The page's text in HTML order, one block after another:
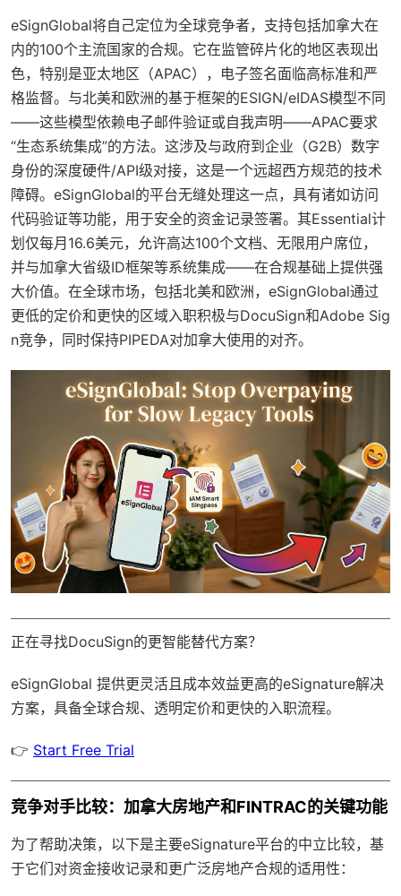
eSignGlobal将自己定位为全球竞争者，支持包括加拿大在
内的100个主流国家的合规。它在监管碎片化的地区表现出
色，特别是亚太地区（APAC），电子签名面临高标准和严
格监督。与北美和欧洲的基于框架的ESIGN/eIDAS模型不同
——这些模型依赖电子邮件验证或自我声明——APAC要求
“生态系统集成”的方法。这涉及与政府到企业（G2B）数字
身份的深度硬件/API级对接，这是一个远超西方规范的技术
障碍。eSignGlobal的平台无缝处理这一点，具有诸如访问
代码验证等功能，用于安全的资金记录签署。其Essential计
划仅每月16.6美元，允许高达100个文档、无限用户席位，
并与加拿大省级ID框架等系统集成——在合规基础上提供强
大价值。在全球市场，包括北美和欧洲，eSignGlobal通过
更低的定价和更快的区域入职积极与DocuSign和Adobe Sig
n竞争，同时保持PIPEDA对加拿大使用的对齐。
正在寻找DocuSign的更智能替代方案？
eSignGlobal 提供更灵活且成本效益更高的eSignature解决
方案，具备全球合规、透明定价和更快的入职流程。
👉 Start Free Trial
竞争对手比较：加拿大房地产和FINTRAC的关键功能
为了帮助决策，以下是主要eSignature平台的中立比较，基
于它们对资金接收记录和更广泛房地产合规的适用性：